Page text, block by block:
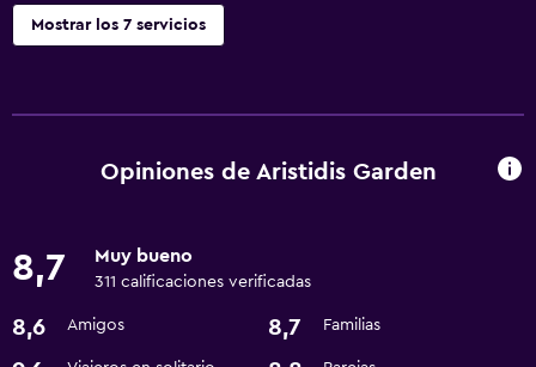
Mostrar los 7 servicios
Wifi gratis
Secador de pelo
Comedor
Opiniones de Aristidis Garden
8,7 Muy bueno
311 calificaciones verificadas
8,6 Amigos 8,7 Familias